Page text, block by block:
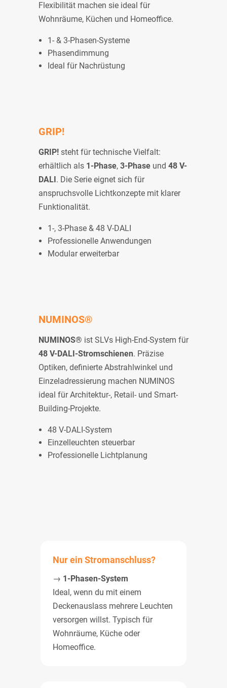
Flexibilität machen sie ideal für
Wohnräume, Küchen und Homeoffice.
1- & 3-Phasen-Systeme
Phasendimmung
Ideal für Nachrüstung
GRIP!
GRIP! steht für technische Vielfalt:
erhältlich als 1-Phase, 3-Phase und 48 V-
DALI. Die Serie eignet sich für
anspruchsvolle Lichtkonzepte mit klarer
Funktionalität.
1-, 3-Phase & 48 V-DALI
Professionelle Anwendungen
Modular erweiterbar
NUMINOS®
NUMINOS® ist SLVs High-End-System für
48 V-DALI-Stromschienen. Präzise
Optiken, definierte Abstrahlwinkel und
Einzeladressierung machen NUMINOS
ideal für Architektur-, Retail- und Smart-
Building-Projekte.
48 V-DALI-System
Einzelleuchten steuerbar
Professionelle Lichtplanung
Nur ein Stromanschluss?
→ 1-Phasen-System
Ideal, wenn du mit einem
Deckenauslass mehrere Leuchten
versorgen willst. Typisch für
Wohnräume, Küche oder
Homeoffice.